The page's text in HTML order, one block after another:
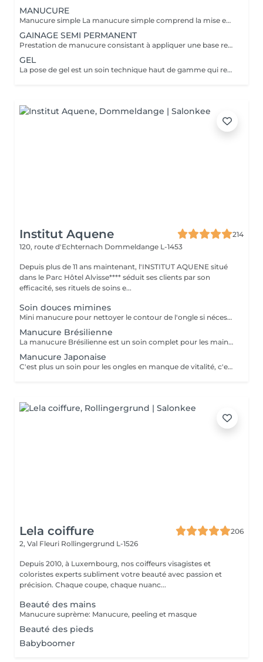
MANUCURE
Manucure simple La manucure simple comprend la mise en forme des ongles, le soin de cuticules et l'application d'une base de soin enrichie en calcium. Idéale si vous souhaitez des ongles propres, nets et renforcés avec une finition naturelle ,sans couleur. Manucure avec vernis La manucure avec vernis comprend la mise en forme des ongles, le soin des cuticules et l'application d'un vernis classique de la couleur de votre choix. Parfaite si vous souhaitez une finition soignée et colorée tout en gardant un rendu naturel. Manucure japonaise La manucure japonaise comprend la mise en forme des ongles, le soin des cuticules et l'application d'une patte enrichie en kératine, cire d'abeille et minéraux, poli directement sur l'ongle. Elle nourrit, renforce et apporte une brillance naturelle durable, idéal pour les ongles fragiles, mots ou abîmer.
GAINAGE SEMI PERMANENT
Prestation de manucure consistant à appliquer une base renforcatrice sur l'ongle naturel afin de le solidifier, le protéger et améliorer sa tenue, sans rallongement ni extension.
GEL
La pose de gel est un soin technique haut de gamme qui renforce, structure et sublime les ongles naturels. Elle comprend la préparation experte de l'ongle, la mise en forme sur mesure et l'application du gel pour un rendu élégant et durable. Cette prestation est reservée aux personnes qui entretiennent leurs ongles toute l'année, avec un remplissage recommandé toutes les 3 à 4 semaines. Le gel garantit une tenue longue durée, une résistance optimale et des mains impeccables sur le long terme.
Institut Aquene
214
120, route d'Echternach Dommeldange L-1453
Depuis plus de 11 ans maintenant, l'INSTITUT AQUENE situé
dans le Parc Hôtel Alvisse**** séduit ses clients par son
efficacité, ses rituels de soins e...
Soin douces mimines
Mini manucure pour nettoyer le contour de l'ongle si nécessaire. Si l'enfant le souhaite nous lui offrons la pose vernis avec les couleurs biosourcées totalement naturelles.
Manucure Brésilienne
La manucure Brésilienne est un soin complet pour les mains et les ongles. Tout au long du traitement vos mains sont dans des gants imbibés de crème nourrissante. Vos mains en ressortent toutes douces et parfaitement hydratées.
Manucure Japonaise
C'est plus un soin pour les ongles en manque de vitalité, c'est une succession de léger polissage pour faire pénétrer des vitamines directement dans l'ongle. Vos ongles gardent une brillance environ 2 semaines.
Lela coiffure
206
2, Val Fleuri Rollingergrund L-1526
Depuis 2010, à Luxembourg, nos coiffeurs visagistes et
coloristes experts subliment votre beauté avec passion et
précision. Chaque coupe, chaque nuanc...
Beauté des mains
Manucure suprème: Manucure, peeling et masque
Beauté des pieds
Babyboomer